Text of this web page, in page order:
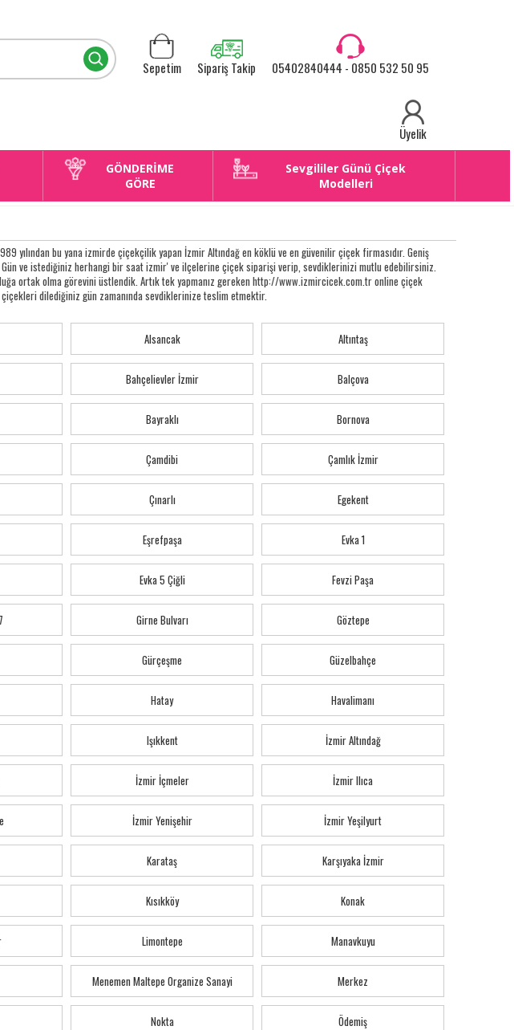
05402840444 - 0850 532 50 95
Sipariş Takip
Sepetim
Üyelik
GÖNDERİME
GÖRE
Sevgililer Günü Çiçek
Modelleri
bu yana izmirde çiçekçilik yapan İzmir Altındağ en köklü ve en güvenilir çiçek firmasıdır. Geniş
ve istediğiniz herhangi bir saat izmir' ve ilçelerine çiçek siparişi verip, sevdiklerinizi mutlu edebilirsiniz.
ortak olma görevini üstlendik. Artık tek yapmanız gereken http://www.izmircicek.com.tr online çiçek
dilediğiniz gün zamanında sevdiklerinize teslim etmektir.
Alsancak Altıntaş
Bahçelievler İzmir Balçova
Bayraklı Bornova
Çamdibi Çamlık İzmir
Çınarlı Egekent
Eşrefpaşa Evka 1
Evka 5 Çiğli Fevzi Paşa
Girne Bulvarı Göztepe
Gürçeşme Güzelbahçe
Hatay Havalimanı
Işıkkent İzmir Altındağ
İzmir İçmeler İzmir Ilıca
İzmir Yenişehir İzmir Yeşilyurt
Karataş Karşıyaka İzmir
Kısıkköy Konak
Limontepe Manavkuyu
Menemen Maltepe Organize Sanayi Merkez
Nokta Ödemiş